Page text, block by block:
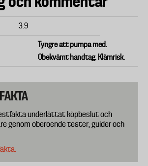
3.9
Tyngre att pumpa med.
Obekvämt handtag. Klämrisk.
underlättat köpbeslut och
genom oberoende tester, guider och